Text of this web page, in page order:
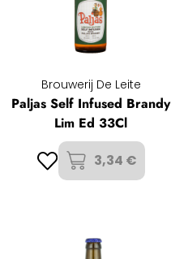
Brouwerij De Leite
Paljas Self Infused Brandy
Lim Ed 33Cl
3,34 €